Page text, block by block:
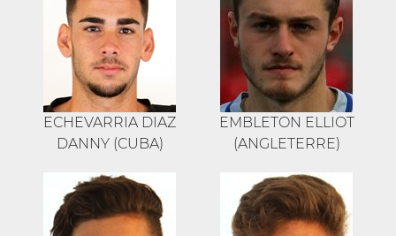
ECHEVARRIA DIAZ
DANNY (CUBA)
EMBLETON ELLIOT
(ANGLETERRE)